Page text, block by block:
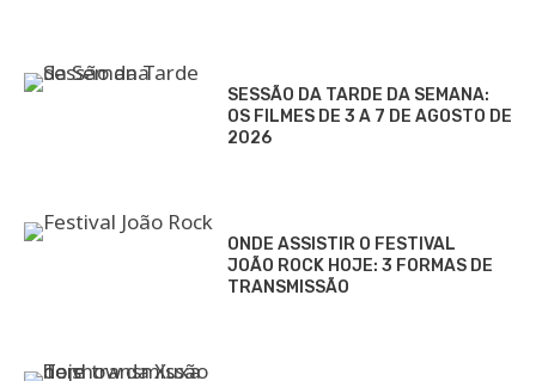
SESSÃO DA TARDE DA SEMANA:
OS FILMES DE 3 A 7 DE AGOSTO DE
2026
ONDE ASSISTIR O FESTIVAL
JOÃO ROCK HOJE: 3 FORMAS DE
TRANSMISSÃO